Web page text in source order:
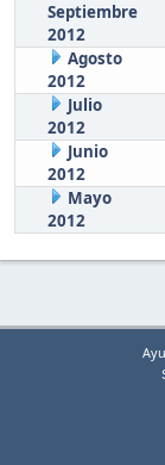
Septiembre
2012
Agosto
2012
Julio
2012
Junio
2012
Mayo
2012